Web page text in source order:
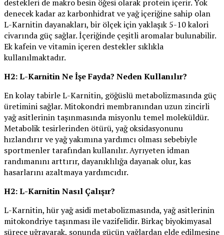
destekleri de makro besin öğesi olarak protein içerir. Yok
denecek kadar az karbonhidrat ve yağ içeriğine sahip olan
L-Karnitin dayanakları, bir ölçek için yaklaşık 5-10 kalori
civarında güç sağlar. İçeriğinde çeşitli aromalar bulunabilir.
Ek kafein ve vitamin içeren destekler sıklıkla
kullanılmaktadır.
H2: L-Karnitin Ne İşe Fayda? Neden Kullanılır?
En kolay tabirle L-Karnitin, göğüslü metabolizmasında güç
üretimini sağlar. Mitokondri membranından uzun zincirli
yağ asitlerinin taşınmasında misyonlu temel moleküldür.
Metabolik tesirlerinden ötürü, yağ oksidasyonunu
hızlandırır ve yağ yakımına yardımcı olması sebebiyle
sportmenler tarafından kullanılır. Ayrıyeten idman
randımanını arttırır, dayanıklılığa dayanak olur, kas
hasarlarını azaltmaya yardımcıdır.
H2: L-Karnitin Nasıl Çalışır?
L-Karnitin, hür yağ asidi metabolizmasında, yağ asitlerinin
mitokondriye taşınması ile vazifelidir. Birkaç biyokimyasal
sürece uğrayarak, sonunda gücün yağlardan elde edilmesine